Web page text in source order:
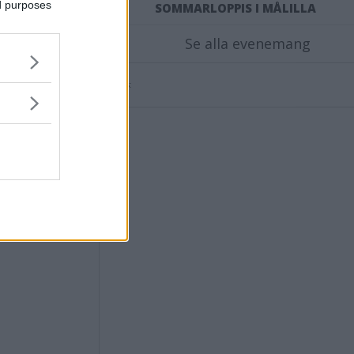
purposes
SOMMARLOPPIS I MÅLILLA
Se alla evenemang
Annons: